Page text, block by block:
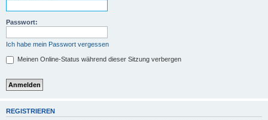
Passwort:
Ich habe mein Passwort vergessen
Meinen Online-Status während dieser Sitzung verbergen
REGISTRIEREN